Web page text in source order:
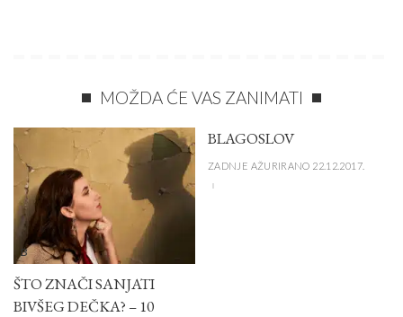
MOŽDA ĆE VAS ZANIMATI
B
ŠTO ZNAČI SANJATI
BIVŠEG DEČKA? – 10
BLAGOSLOV
ZADNJE AŽURIRANO 22.12.2017.